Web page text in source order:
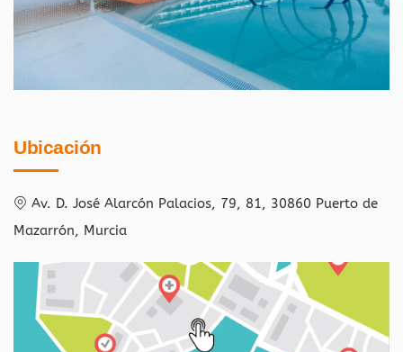
Ubicación
Av. D. José Alarcón Palacios, 79, 81, 30860 Puerto de
Mazarrón, Murcia